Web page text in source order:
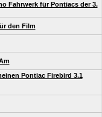
Fahrwerk für Pontiacs der 3.
den Film
Pontiac Firebird 3.1